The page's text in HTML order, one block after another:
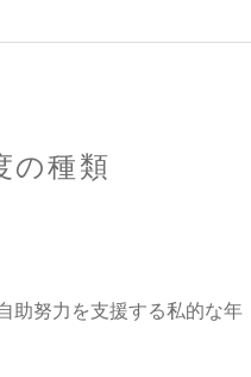
の種類
助努力を支援する私的な年